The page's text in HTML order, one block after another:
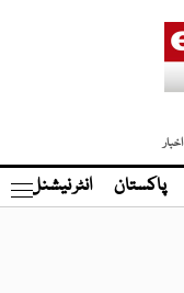
پاکستان انٹر نیشنل